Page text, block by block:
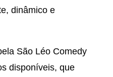
dinâmico e
São Léo Comedy
disponíveis, que